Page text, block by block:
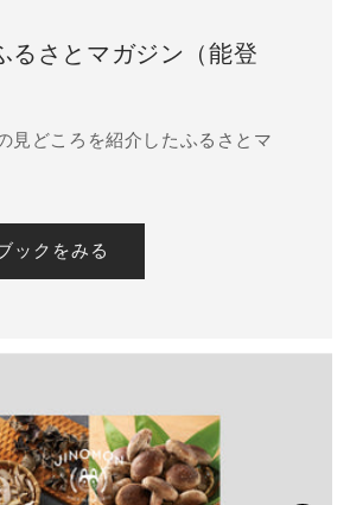
るさとマガジン（能登
見どころを紹介したふるさとマ
ックをみる